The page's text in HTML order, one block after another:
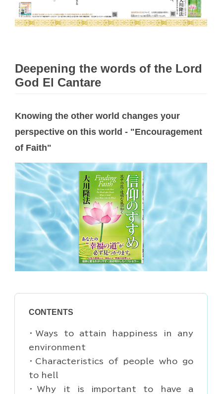
Deepening the words of the Lord
God El Cantare
Knowing the other world changes your
perspective on this world - "Encouragement
of Faith"
CONTENTS
・Ways to attain happiness in any
environment
・Characteristics of people who go
to hell
・Why it is important to have a